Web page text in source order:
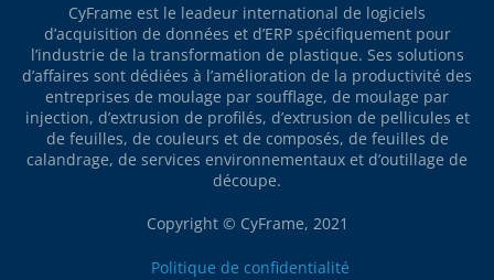
CyFrame est le leadeur international de logiciels
d’acquisition de données et d’ERP spécifiquement pour
l’industrie de la transformation de plastique. Ses solutions
d’affaires sont dédiées à l’amélioration de la productivité des
entreprises de moulage par soufflage, de moulage par
injection, d’extrusion de profilés, d’extrusion de pellicules et
de feuilles, de couleurs et de composés, de feuilles de
calandrage, de services environnementaux et d’outillage de
découpe.
Copyright © CyFrame, 2021
Politique de confidentialité